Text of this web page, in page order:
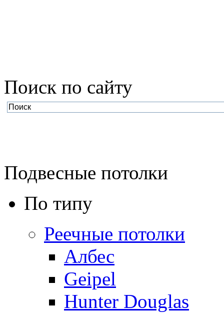
Поиск по cайту
Подвесные потолки
По типу
Реечные потолки
Албес
Geipel
Hunter Douglas